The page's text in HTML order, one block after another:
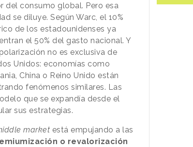
del consumo global. Pero esa
se diluye. Según Warc, el 10%
de los estadounidenses ya
el 50% del gasto nacional. Y
no es exclusiva de
Unidos: economías como
China o Reino Unido están
fenómenos similares. Las
que se expandía desde el
sus estrategias.
market está empujando a las
o revalorización